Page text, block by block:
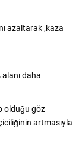
azaltarak ,kaza
alanı daha
olduğu göz
artmasıyla